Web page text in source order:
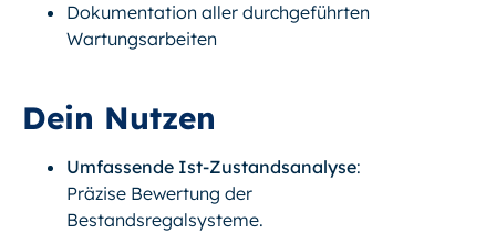
Dokumentation aller durchgeführten
Wartungsarbeiten
Dein Nutzen
Umfassende Ist-Zustandsanalyse:
Präzise Bewertung der
Bestandsregalsysteme.